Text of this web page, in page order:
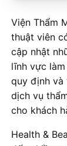
Viện Thẩm
thuật viên
cập nhật
lĩnh vực
quy định và
dịch vụ
cho khách
Health &